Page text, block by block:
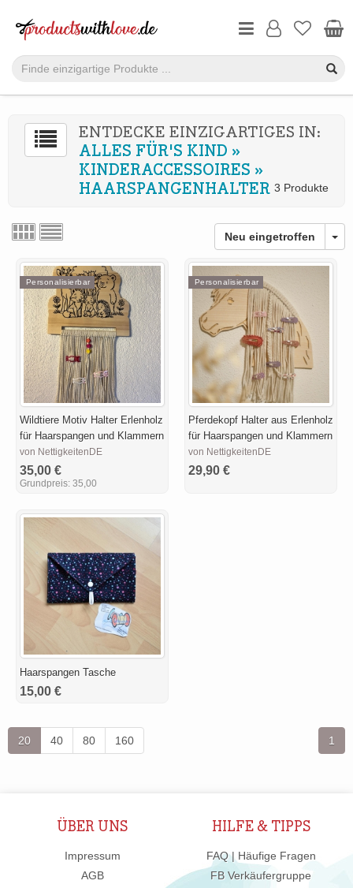
ENTDECKE EINZIGARTIGES IN:
ALLES FÜR'S KIND »
KINDERACCESSOIRES »
HAARSPANGENHALTER 3 Produkte
Neu eingetroffen
Personalisierbar
Wildtiere Motiv Halter Erlenholz
für Haarspangen und Klammern
von NettigkeitenDE
35,00 €
Grundpreis: 35,00
Personalisierbar
Pferdekopf Halter aus Erlenholz
für Haarspangen und Klammern
von NettigkeitenDE
29,90 €
Haarspangen Tasche
15,00 €
20 40 80 160 1
ÜBER UNS
Impressum
AGB
HILFE & TIPPS
FAQ | Häufige Fragen
FB Verkäufergruppe